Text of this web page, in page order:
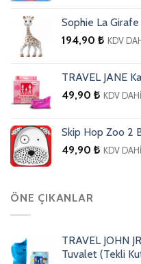
Sophie La Girafe
194,90 ₺ KDV
TRAVEL JANE
49,90 ₺ KDV
Skip Hop Zoo 2
49,90 ₺ KDV
ÖNE ÇIKANLAR
TRAVEL JOHN
Tuvalet (Tekli